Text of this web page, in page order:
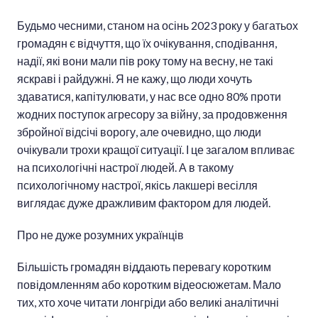
Будьмо чесними, станом на осінь 2023 року у багатьох
громадян є відчуття, що їх очікування, сподівання,
надії, які вони мали пів року тому на весну, не такі
яскраві і райдужні. Я не кажу, що люди хочуть
здаватися, капітулювати, у нас все одно 80% проти
жодних поступок агресору за війну, за продовження
збройної відсічі ворогу, але очевидно, що люди
очікували трохи кращої ситуації. І це загалом впливає
на психологічні настрої людей. А в такому
психологічному настрої, якісь лакшері весілля
виглядає дуже дражливим фактором для людей.
Про не дуже розумних українців
Більшість громадян віддають перевагу коротким
повідомленням або коротким відеосюжетам. Мало
тих, хто хоче читати лонгріди або великі аналітичні